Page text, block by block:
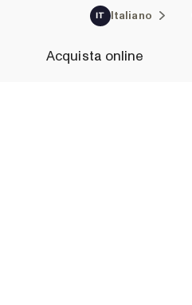
IT Italiano
Acquista online